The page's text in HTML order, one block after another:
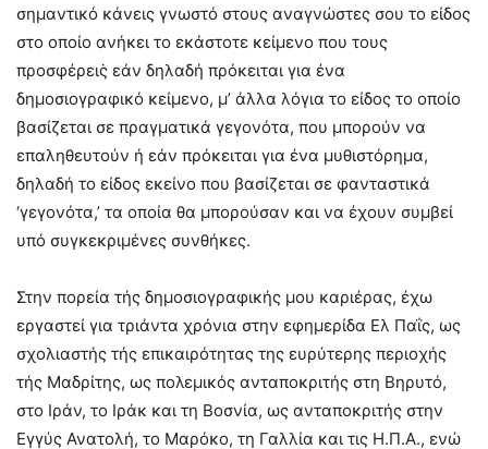
σημαντικό κάνεις γνωστό στους αναγνώστες σου το είδος
στο οποίο ανήκει το εκάστοτε κείμενο που τους
προσφέρεις̇ εάν δηλαδή πρόκειται για ένα
δημοσιογραφικό κείμενο, μ’ άλλα λόγια το είδος το οποίο
βασίζεται σε πραγματικά γεγονότα, που μπορούν να
επαληθευτούν ή εάν πρόκειται για ένα μυθιστόρημα,
δηλαδή το είδος εκείνο που βασίζεται σε φανταστικά
‘γεγονότα,’ τα οποία θα μπορούσαν και να έχουν συμβεί
υπό συγκεκριμένες συνθήκες.
Στην πορεία τής δημοσιογραφικής μου καριέρας, έχω
εργαστεί για τριάντα χρόνια στην εφημερίδα Ελ Παΐς, ως
σχολιαστής τής επικαιρότητας της ευρύτερης περιοχής
τής Μαδρίτης, ως πολεμικός ανταποκριτής στη Βηρυτό,
στο Ιράν, το Ιράκ και τη Βοσνία, ως ανταποκριτής στην
Εγγύς Ανατολή, το Μαρόκο, τη Γαλλία και τις Η.Π.Α., ενώ